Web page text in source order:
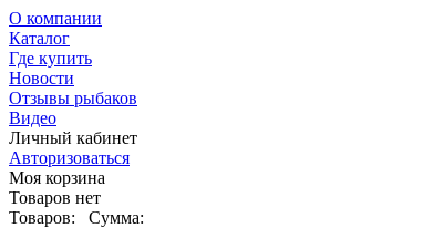
О компании
Каталог
Где купить
Новости
Отзывы рыбаков
Видео
Личный кабинет
Авторизоваться
Моя корзина
Товаров нет
Товаров:
Сумма: